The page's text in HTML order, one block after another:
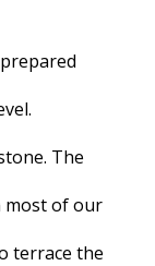
The
most of our
terrace the